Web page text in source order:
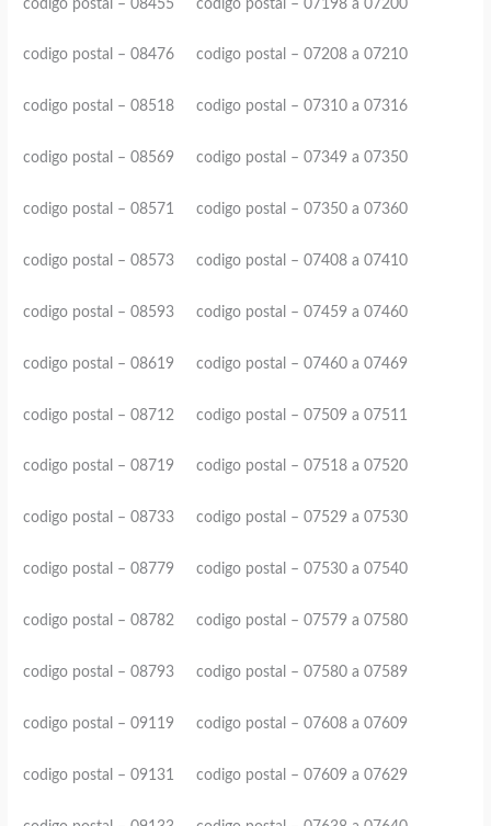
codigo postal – 08455 codigo postal – 07198 a 07200
codigo postal – 08476 codigo postal – 07208 a 07210
codigo postal – 08518 codigo postal – 07310 a 07316
codigo postal – 08569 codigo postal – 07349 a 07350
codigo postal – 08571 codigo postal – 07350 a 07360
codigo postal – 08573 codigo postal – 07408 a 07410
codigo postal – 08593 codigo postal – 07459 a 07460
codigo postal – 08619 codigo postal – 07460 a 07469
codigo postal – 08712 codigo postal – 07509 a 07511
codigo postal – 08719 codigo postal – 07518 a 07520
codigo postal – 08733 codigo postal – 07529 a 07530
codigo postal – 08779 codigo postal – 07530 a 07540
codigo postal – 08782 codigo postal – 07579 a 07580
codigo postal – 08793 codigo postal – 07580 a 07589
codigo postal – 09119 codigo postal – 07608 a 07609
codigo postal – 09131 codigo postal – 07609 a 07629